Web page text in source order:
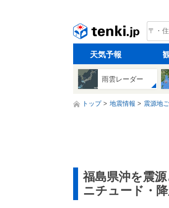
天気予報
雨雲レーダー
トップ 地震情報 震源地
福島県沖を震
ニチュード・